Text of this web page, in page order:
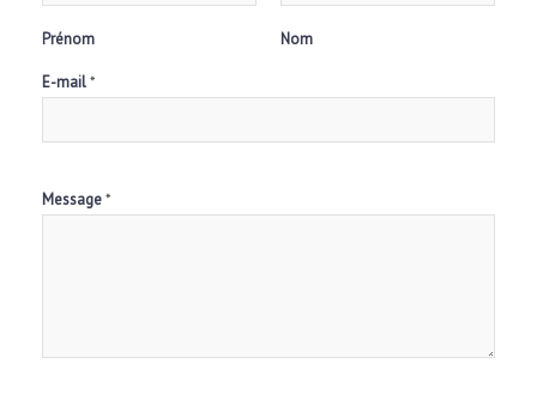
Prénom Nom
E-mail*
Message*